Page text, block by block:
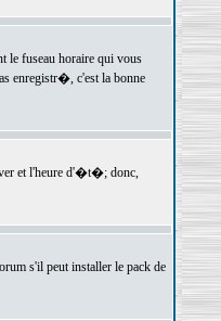
le fuseau horaire qui vous
enregistr�, c'est la bonne
et l'heure d'�t�; donc,
s'il peut installer le pack de